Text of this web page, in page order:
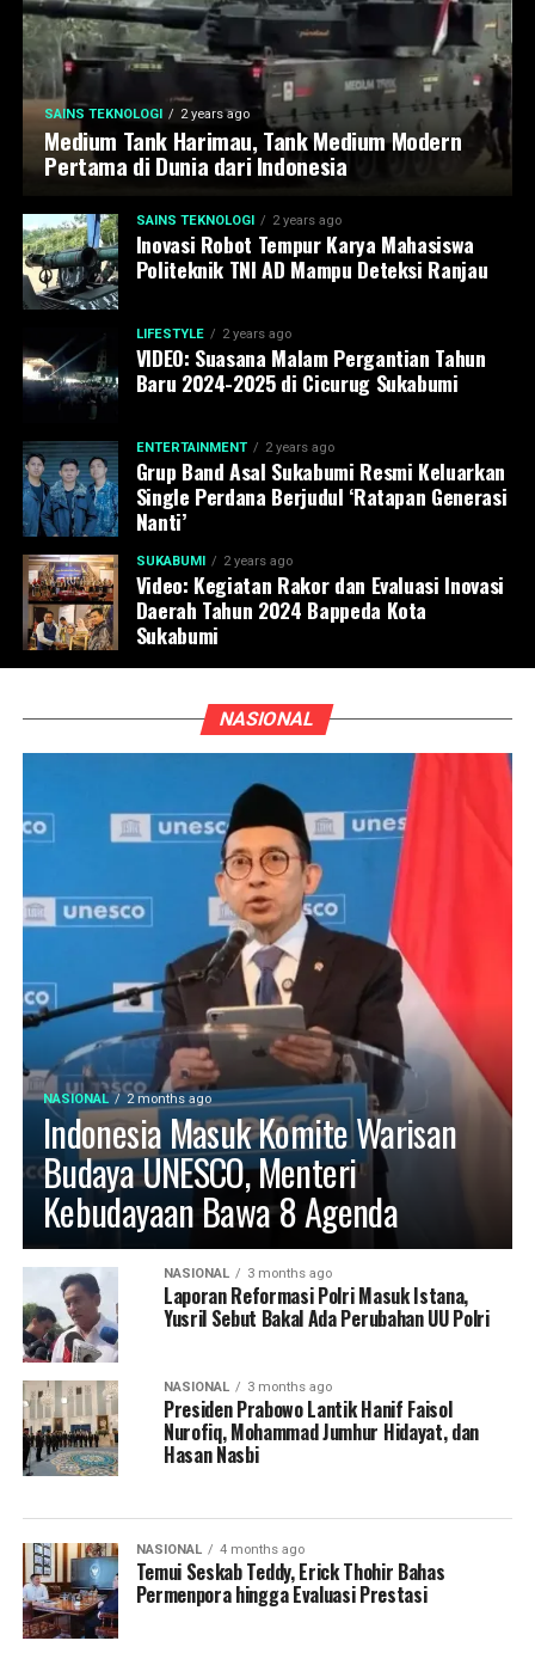
SAINS TEKNOLOGI 2 years ago
Medium Tank Harimau, Tank Medium Modern
Pertama di Dunia dari Indonesia
SAINS TEKNOLOGI 2 years ago
Inovasi Robot Tempur Karya Mahasiswa
Politeknik TNI AD Mampu Deteksi Ranjau
LIFESTYLE 2 years ago
VIDEO: Suasana Malam Pergantian Tahun
Baru 2024-2025 di Cicurug Sukabumi
ENTERTAINMENT 2 years ago
Grup Band Asal Sukabumi Resmi Keluarkan
Single Perdana Berjudul ‘Ratapan Generasi
Nanti’
SUKABUMI 2 years ago
Video: Kegiatan Rakor dan Evaluasi Inovasi
Daerah Tahun 2024 Bappeda Kota
Sukabumi
NASIONAL
NASIONAL 2 months ago
Indonesia Masuk Komite Warisan
Budaya UNESCO, Menteri
Kebudayaan Bawa 8 Agenda
NASIONAL 3 months ago
Laporan Reformasi Polri Masuk Istana,
Yusril Sebut Bakal Ada Perubahan UU Polri
NASIONAL 3 months ago
Presiden Prabowo Lantik Hanif Faisol
Nurofiq, Mohammad Jumhur Hidayat, dan
Hasan Nasbi
NASIONAL 4 months ago
Temui Seskab Teddy, Erick Thohir Bahas
Permenpora hingga Evaluasi Prestasi